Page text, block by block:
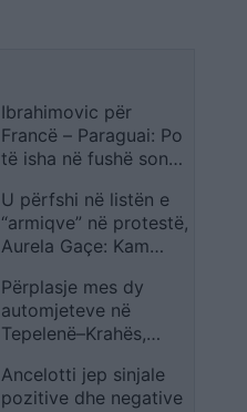
Ibrahimovic për
Francë – Paraguai: Po
të isha në fushë sonte,
me 4 ose 5 kartonë të
kuq
U përfshi në listën e
“armiqve” në protestë,
Aurela Gaçe: Kam
jetën, dinjitetin nuk
ma prek askush
Përplasje mes dy
automjeteve në
Tepelenë–Krahës,
taksisë dhe tre
udhëtarë
Ancelotti jep sinjale
pozitive dhe negative